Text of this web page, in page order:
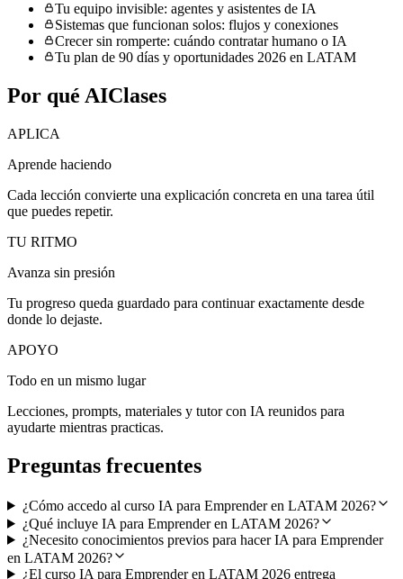
Tu equipo invisible: agentes y asistentes de IA
Sistemas que funcionan solos: flujos y conexiones
Crecer sin romperte: cuándo contratar humano o IA
Tu plan de 90 días y oportunidades 2026 en LATAM
Por qué AIClases
APLICA
Aprende haciendo
Cada lección convierte una explicación concreta en una tarea útil
que puedes repetir.
TU RITMO
Avanza sin presión
Tu progreso queda guardado para continuar exactamente desde
donde lo dejaste.
APOYO
Todo en un mismo lugar
Lecciones, prompts, materiales y tutor con IA reunidos para
ayudarte mientras practicas.
Preguntas frecuentes
¿Cómo accedo al curso IA para Emprender en LATAM 2026?
¿Qué incluye IA para Emprender en LATAM 2026?
¿Necesito conocimientos previos para hacer IA para Emprender
en LATAM 2026?
¿El curso IA para Emprender en LATAM 2026 entrega